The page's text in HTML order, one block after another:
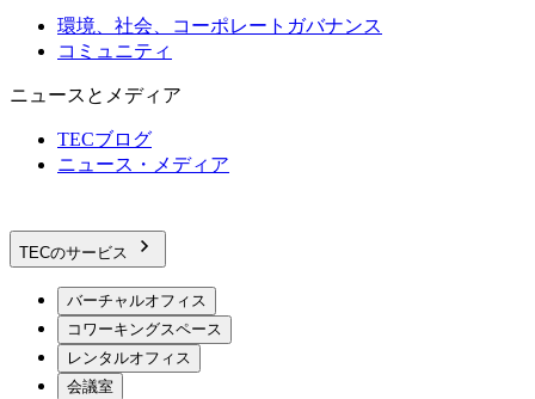
環境、社会、コーポレートガバナンス
コミュニティ
ニュースとメディア
TECブログ
ニュース・メディア
TECのサービス
バーチャルオフィス
コワーキングスペース
レンタルオフィス
会議室